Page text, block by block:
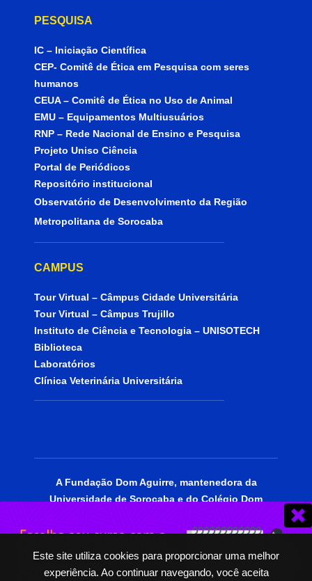
Este site utiliza cookies para proporcionar uma melhor
experiência. Ao continuar navegando, você aceita
PESQUISA
IC – Iniciação Científica
CEP- Comitê de Ética em Pesquisa com seres
humanos
CEUA – Comitê de Ética no Uso de Animal
EMU – Equipamentos Multiusuários
RNP – Rede Nacional de Ensino e Pesquisa
Projeto Uniso Ciência
Portal de Periódicos
Repositório institucional
Observatório de Desenvolvimento da Região
Metropolitana de Sorocaba
CAMPUS
Tour Virtual – Câmpus Cidade Universitária
Tour Virtual – Câmpus Trujillo
Instituto de Ciência e Tecnologia – UNISOTECH
Biblioteca
Laboratórios
Clínica Veterinária Universitária
A Fundação Dom Aguirre, mantenedora da
Universidade de Sorocaba e do Colégio Dom
beneficente de assistência social, portadora do